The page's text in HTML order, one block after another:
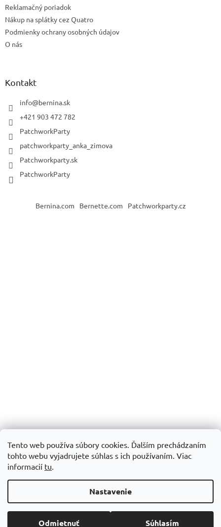
Tento web používa súbory cookies. Ďalším prechádzaním
tohto webu vyjadrujete súhlas s ich používaním. Viac
informacií tu.
Nastavenie
Odmietnuť Súhlasím
Reklamačný poriadok
Nákup na splátky cez Quatro
Podmienky ochrany osobných údajov
O nás
Kontakt
info@bernina.sk
+421 903 472 782
PatchworkParty
patchworkparty_anka_zimova
Patchworkparty.sk
PatchworkParty
Bernina.com Bernette.com Patchworkparty.cz
Vytvoril Shoptet
Copyright 2026Šijacie stroje Patchworkparty. Všetky práva
vyhradené.
Upraviť nastavenie cookies